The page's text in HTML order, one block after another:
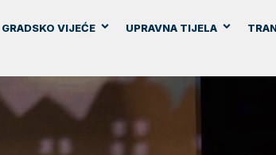
GRADSKO VIJEĆE UPRAVNA TIJELA